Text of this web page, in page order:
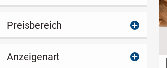
Preisbereich
Anzeigenart